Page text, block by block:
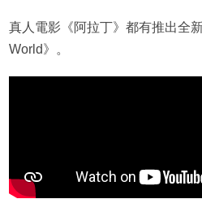
真人電影《阿拉丁》都有推出全
World》。